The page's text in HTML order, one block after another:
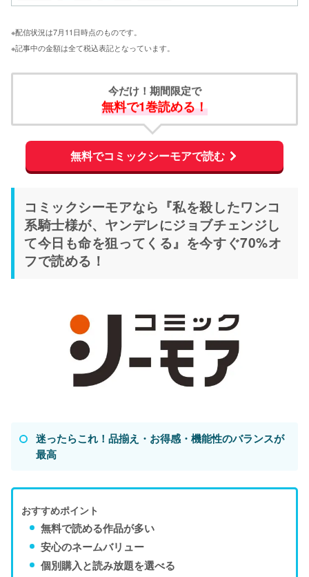
※配信状況は7月11日時点のものです。
※記事中の金額は全て税込表記となっています。
今だけ！期間限定で
無料で1巻読める！
無料でコミックシーモアで読む
コミックシーモアなら『私を殺したワンコ
系騎士様が、ヤンデレにジョブチェンジし
て今日も命を狙ってくる』を今すぐ70%オ
フで読める！
迷ったらこれ！品揃え・お得感・機能性のバランスが
最高
おすすめポイント
無料で読める作品が多い
安心のネームバリュー
個別購入と読み放題を選べる